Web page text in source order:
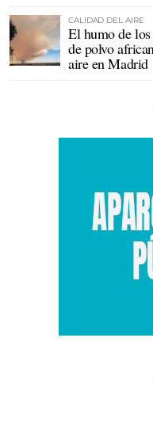
CALIDAD DEL AIRE
El humo de
de polvo
aire en Madrid